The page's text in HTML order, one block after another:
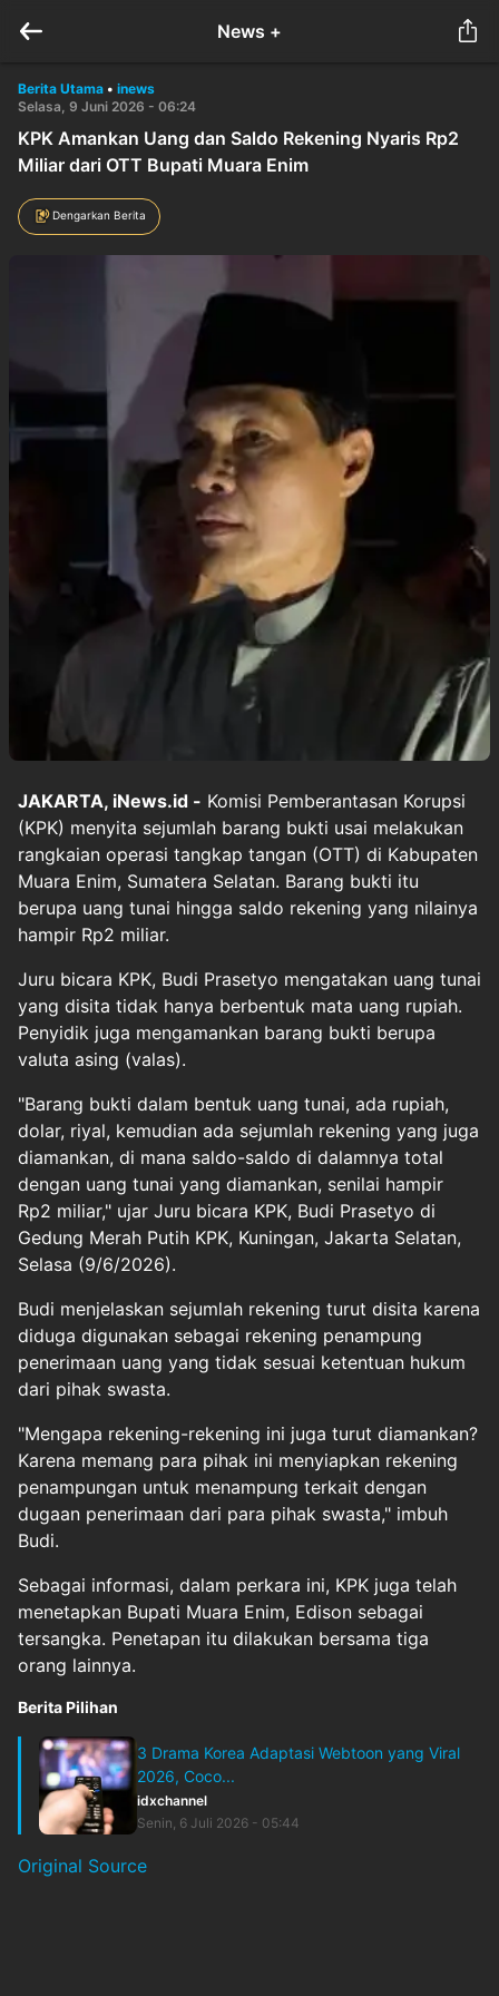
News +
Berita Utama • inews
Selasa, 9 Juni 2026 - 06:24
KPK Amankan Uang dan Saldo Rekening Nyaris Rp2
Miliar dari OTT Bupati Muara Enim
Dengarkan Berita
JAKARTA, iNews.id - Komisi Pemberantasan Korupsi
(KPK) menyita sejumlah barang bukti usai melakukan
rangkaian operasi tangkap tangan (OTT) di Kabupaten
Muara Enim, Sumatera Selatan. Barang bukti itu
berupa uang tunai hingga saldo rekening yang nilainya
hampir Rp2 miliar.
Juru bicara KPK, Budi Prasetyo mengatakan uang tunai
yang disita tidak hanya berbentuk mata uang rupiah.
Penyidik juga mengamankan barang bukti berupa
valuta asing (valas).
"Barang bukti dalam bentuk uang tunai, ada rupiah,
dolar, riyal, kemudian ada sejumlah rekening yang juga
diamankan, di mana saldo-saldo di dalamnya total
dengan uang tunai yang diamankan, senilai hampir
Rp2 miliar," ujar Juru bicara KPK, Budi Prasetyo di
Gedung Merah Putih KPK, Kuningan, Jakarta Selatan,
Selasa (9/6/2026).
Budi menjelaskan sejumlah rekening turut disita karena
diduga digunakan sebagai rekening penampung
penerimaan uang yang tidak sesuai ketentuan hukum
dari pihak swasta.
"Mengapa rekening-rekening ini juga turut diamankan?
Karena memang para pihak ini menyiapkan rekening
penampungan untuk menampung terkait dengan
dugaan penerimaan dari para pihak swasta," imbuh
Budi.
Sebagai informasi, dalam perkara ini, KPK juga telah
menetapkan Bupati Muara Enim, Edison sebagai
tersangka. Penetapan itu dilakukan bersama tiga
orang lainnya.
Berita Pilihan
3 Drama Korea Adaptasi Webtoon yang Viral
2026, Coco...
idxchannel
Senin, 6 Juli 2026 - 05:44
Original Source